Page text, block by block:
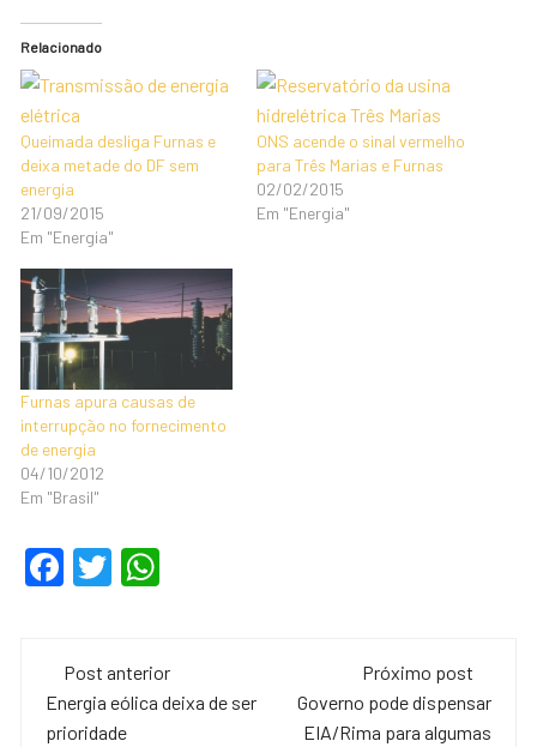
Relacionado
Queimada desliga Furnas e
deixa metade do DF sem
energia
21/09/2015
Em "Energia"
ONS acende o sinal vermelho
para Três Marias e Furnas
02/02/2015
Em "Energia"
Furnas apura causas de
interrupção no fornecimento
de energia
04/10/2012
Em "Brasil"
F
e
b
T
er s
A
Navegação
de
Post anterior
Energia eólica deixa de ser
prioridade
Próximo post
Governo pode dispensar
EIA/Rima para algumas